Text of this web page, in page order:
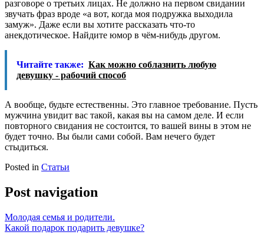
разговоре о третьих лицах. Не должно на первом свидании
звучать фраз вроде «а вот, когда моя подружка выходила
замуж». Даже если вы хотите рассказать что-то
анекдотическое. Найдите юмор в чём-нибудь другом.
Читайте также: Как можно соблазнить любую
девушку - рабочий способ
А вообще, будьте естественны. Это главное требование. Пусть
мужчина увидит вас такой, какая вы на самом деле. И если
повторного свидания не состоится, то вашей вины в этом не
будет точно. Вы были сами собой. Вам нечего будет
стыдиться.
Posted in Статьи
Post navigation
Молодая семья и родители.
Какой подарок подарить девушке?